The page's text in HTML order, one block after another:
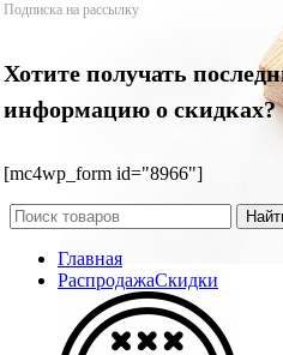
Подписка на рассылку
Хотите получать
информацию о скидках?
[mc4wp_form id="8966"]
Главная
РаспродажаСкидки